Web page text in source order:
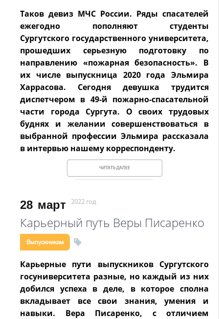
Таков девиз МЧС России. Ряды спасателей
ежегодно пополняют студенты
Сургутского государственного университета,
прошедших серьезную подготовку по
направлению «пожарная безопасность». В
их числе выпускница 2020 года Эльмира
Харрасова. Сегодня девушка трудится
диспетчером в 49-й пожарно-спасательной
части города Сургута. О своих трудовых
буднях и желании совершенствоваться в
выбранной профессии Эльмира рассказала
в интервью нашему корреспонденту.
ЧИТАТЬ ДАЛЕЕ
28 март 2022 год
Карьерный путь Веры Писаренко
Выпускникам
Карьерные пути выпускников Сургутского
госуниверситета разные, но каждый из них
добился успеха в деле, в которое сполна
вкладывает все свои знания, умения и
навыки. Вера Писаренко, с отличием